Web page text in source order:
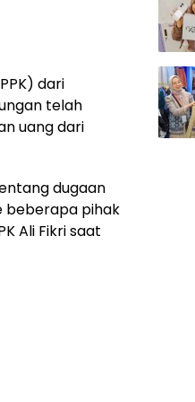
dari
telah
uang dari
dugaan
beberapa pihak
Ali Fikri saat